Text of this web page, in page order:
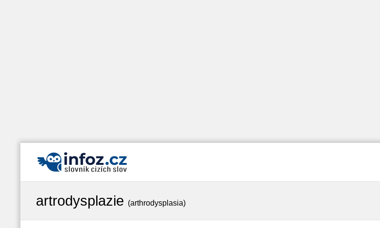
artrodysplazie (arthrodysplasia)